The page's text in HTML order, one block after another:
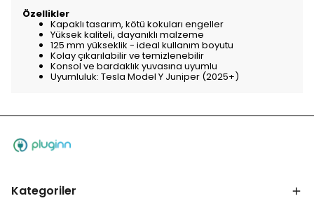
Özellikler
Kapaklı tasarım, kötü kokuları engeller
Yüksek kaliteli, dayanıklı malzeme
125 mm yükseklik - ideal kullanım boyutu
Kolay çıkarılabilir ve temizlenebilir
Konsol ve bardaklık yuvasına uyumlu
Uyumluluk: Tesla Model Y Juniper (2025+)
Kategoriler